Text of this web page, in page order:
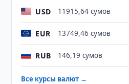
USD 11915,64 сумов
EUR 13749,46 сумов
RUB 146,19 сумов
Все курсы валют →